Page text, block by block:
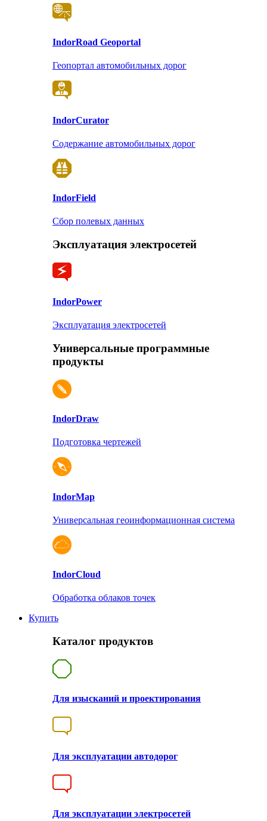
IndorRoad Geoportal
Геопортал автомобильных дорог
IndorCurator
Содержание автомобильных дорог
IndorField
Сбор полевых данных
Эксплуатация электросетей
IndorPower
Эксплуатация электросетей
Универсальные программные
продукты
IndorDraw
Подготовка чертежей
IndorMap
Универсальная геоинформационная система
IndorCloud
Обработка облаков точек
Купить
Каталог продуктов
Для изысканий и проектирования
Для эксплуатации автодорог
Для эксплуатации электросетей